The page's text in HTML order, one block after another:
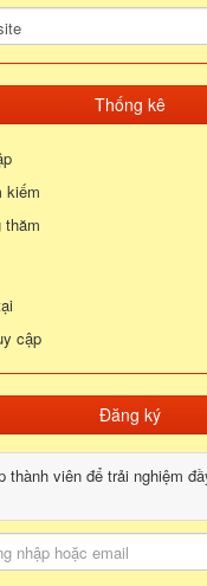
Thống kê
kiếm
thăm
cập
Đăng ký
thành viên để trải nghiệm